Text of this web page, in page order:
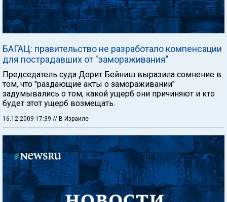
БАГАЦ: правительство не разработало компенсации
для пострадавших от "замораживания"
Председатель суда Дорит Бейниш выразила сомнение в
том, что "раздающие акты о замораживании"
задумывались о том, какой ущерб они причиняют и кто
будет этот ущерб возмещать.
16.12.2009 17:39 // В Израиле